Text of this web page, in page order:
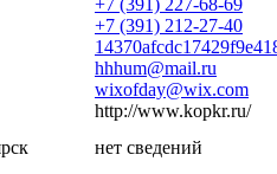
+7 (391) 212-27-40
hhhum@mail.ru
wixofday@wix.com
http://www.kopkr.ru/
нет сведений